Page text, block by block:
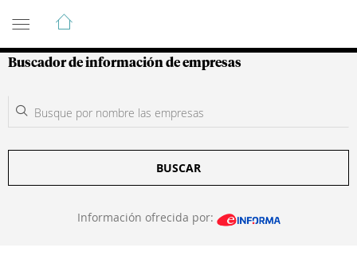
Guía de Empresas Colombianas
Buscador de información de empresas
BUSCAR
Información ofrecida por: